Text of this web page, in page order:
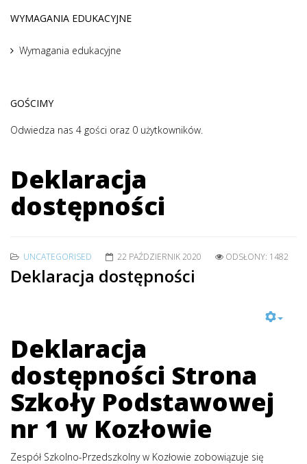
WYMAGANIA EDUKACYJNE
Wymagania edukacyjne
GOŚCIMY
Odwiedza nas 4 gości oraz 0 użytkowników.
Deklaracja
dostępności
UNCATEGORISED 22 PAŹDZIERNIK 2020 ODSŁONY: 1482
Deklaracja dostępności
Deklaracja
dostępności Strona
Szkoły Podstawowej
nr 1 w Kozłowie
Zespół Szkolno-Przedszkolny w Kozłowie zobowiązuje się